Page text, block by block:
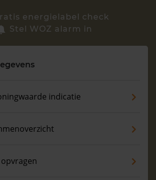
contact met ons op
4200
energielabel check
Stel WOZ alarm in
indicatie